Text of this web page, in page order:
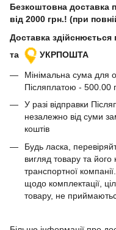
Безкоштовна доставка
від 2000 грн.! (при
Доставка здійснюється
та
УКРПОШТА
Мінімальна сума для
Післяплатою - 500.00
У разі відправки
незалежно від суми
коштів
Будь ласка,
вигляд товару та його
транспортної
щодо комплектації,
товару, не